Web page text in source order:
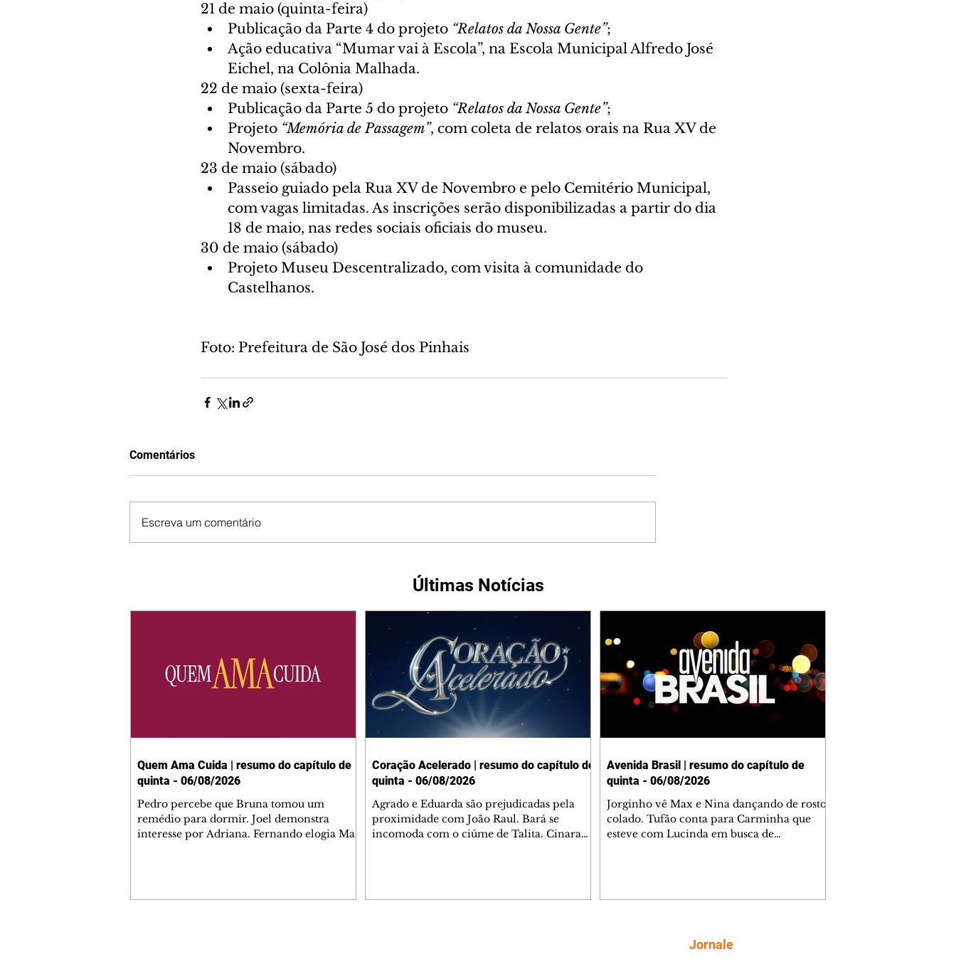
21 de maio (quinta-feira)
Publicação da Parte 4 do projeto “Relatos da Nossa Gente”;
Ação educativa “Mumar vai à Escola”, na Escola Municipal Alfredo José
Eichel, na Colônia Malhada.
22 de maio (sexta-feira)
Publicação da Parte 5 do projeto “Relatos da Nossa Gente”;
Projeto “Memória de Passagem”, com coleta de relatos orais na Rua XV de
Novembro.
23 de maio (sábado)
Passeio guiado pela Rua XV de Novembro e pelo Cemitério Municipal,
com vagas limitadas. As inscrições serão disponibilizadas a partir do dia
18 de maio, nas redes sociais oficiais do museu.
30 de maio (sábado)
Projeto Museu Descentralizado, com visita à comunidade do
Castelhanos.
Foto: Prefeitura de São José dos Pinhais
Comentários
Escreva um comentário
Últimas Notícias
Quem Ama Cuida | resumo do capítulo de
quinta - 06/08/2026
Pedro percebe que Bruna tomou um
remédio para dormir. Joel demonstra
interesse por Adriana. Fernando elogia Mau
Coração Acelerado | resumo do capítulo de
quinta - 06/08/2026
Agrado e Eduarda são prejudicadas pela
proximidade com João Raul. Bará se
incomoda com o ciúme de Talita. Cinara
Avenida Brasil | resumo do capítulo de
quinta - 06/08/2026
Jorginho vê Max e Nina dançando de rosto
colado. Tufão conta para Carminha que
esteve com Lucinda em busca de
Verônica e Noêmia perseguem Cadinho na
Jornale